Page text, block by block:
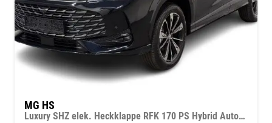
MG HS
Luxury SHZ elek. Heckklappe RFK 170 PS Hybrid Automatik